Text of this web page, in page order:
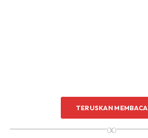
TERUSKAN MEMBACA
∞